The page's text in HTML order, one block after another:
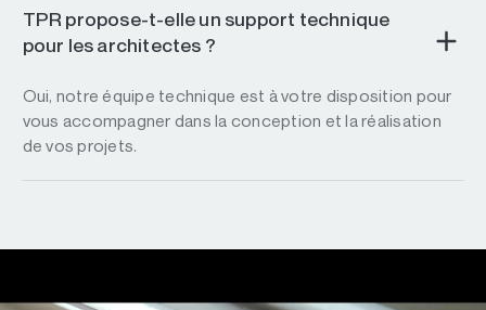
TPR propose-t-elle un support technique
pour les architectes ?
Oui, notre équipe technique est à votre disposition pour
vous accompagner dans la conception et la réalisation
de vos projets.